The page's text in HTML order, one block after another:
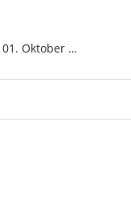
Oktober …